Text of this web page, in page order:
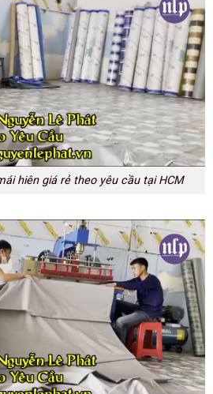
hiên giá rẻ theo yêu cầu tại HCM